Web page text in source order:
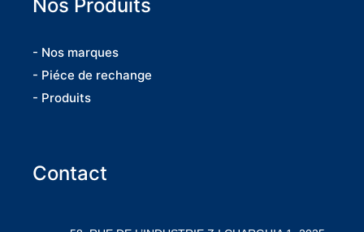
Nos Produits
- Nos marques
- Piéce de rechange
- Produits
Contact